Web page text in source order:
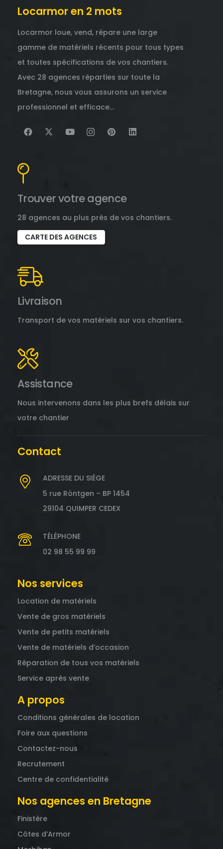
Locarmor en 2 mots
Locarmor loue, vend, répare une large
gamme de matériels récents pour tous types
et toutes spécifications de vos chantiers.
Avec 28 agences réparties sur toute la
Bretagne, nous vous assurons un service
professionnel et efficace…
Trouver votre agence
28 agences au plus près de vos chantiers.
CARTE DES AGENCES
Livraison
Transport de vos matériels sur vos chantiers.
Assistance
Nous intervenons dans les plus brefs délais sur
votre chantier
Contact
ADRESSE DU SIÈGE
5 rue Röntgen – BP 1454
29104 QUIMPER CEDEX
TÉLÉPHONE
02 98 55 99 99
Nos services
Location de matériels
Vente de gros matériels
Vente de petits matériels
Vente de matériels d’occasion
Réparation de tous vos matériels
Service après vente
A propos
Conditions générales de location
Foire aux questions
Contactez-nous
Recrutement
Centre de confidentialité
Nos agences en Bretagne
Finistère
Côtes d’Armor